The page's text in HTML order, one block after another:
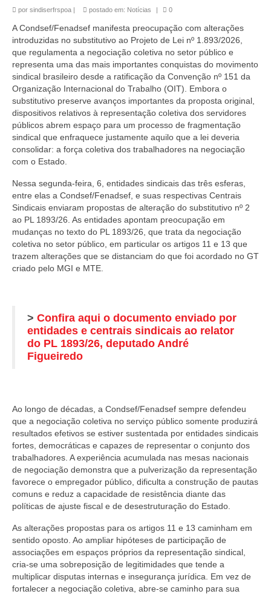
por sindiserfrspoa | postado em: Notícias | 0
A Condsef/Fenadsef manifesta preocupação com alterações
introduzidas no substitutivo ao Projeto de Lei nº 1.893/2026,
que regulamenta a negociação coletiva no setor público e
representa uma das mais importantes conquistas do movimento
sindical brasileiro desde a ratificação da Convenção nº 151 da
Organização Internacional do Trabalho (OIT). Embora o
substitutivo preserve avanços importantes da proposta original,
dispositivos relativos à representação coletiva dos servidores
públicos abrem espaço para um processo de fragmentação
sindical que enfraquece justamente aquilo que a lei deveria
consolidar: a força coletiva dos trabalhadores na negociação
com o Estado.
Nessa segunda-feira, 6, entidades sindicais das três esferas,
entre elas a Condsef/Fenadsef, e suas respectivas Centrais
Sindicais enviaram propostas de alteração do substitutivo nº 2
ao PL 1893/26. As entidades apontam preocupação em
mudanças no texto do PL 1893/26, que trata da negociação
coletiva no setor público, em particular os artigos 11 e 13 que
trazem alterações que se distanciam do que foi acordado no GT
criado pelo MGI e MTE.
> Confira aqui o documento enviado por
entidades e centrais sindicais ao relator
do PL 1893/26, deputado André
Figueiredo
Ao longo de décadas, a Condsef/Fenadsef sempre defendeu
que a negociação coletiva no serviço público somente produzirá
resultados efetivos se estiver sustentada por entidades sindicais
fortes, democráticas e capazes de representar o conjunto dos
trabalhadores. A experiência acumulada nas mesas nacionais
de negociação demonstra que a pulverização da representação
favorece o empregador público, dificulta a construção de pautas
comuns e reduz a capacidade de resistência diante das
políticas de ajuste fiscal e de desestruturação do Estado.
As alterações propostas para os artigos 11 e 13 caminham em
sentido oposto. Ao ampliar hipóteses de participação de
associações em espaços próprios da representação sindical,
cria-se uma sobreposição de legitimidades que tende a
multiplicar disputas internas e insegurança jurídica. Em vez de
fortalecer a negociação coletiva, abre-se caminho para sua